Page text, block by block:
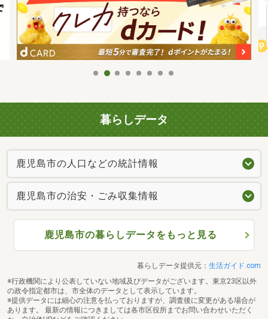
暮らしデータ
鹿児島市の人口などの統計情報
鹿児島市の治安・ごみ収集情報
鹿児島市の暮らしデータをもっと見る
暮らしデータ提供元： 生活ガイド.com
※行政機関により公表していない地域及びデータがございます。東京23区以外
の政令指定都市は、市全体のデータとして表示しています。
※提供データには細心の注意を払っておりますが、調査後に変更がある場合が
あります。 最新の情報につきましては各市区役所までお問い合わせいただく